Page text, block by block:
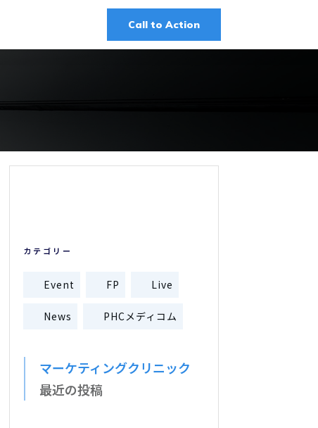
Call to Action
カテゴリー
Event FP Live
News PHCメディコム
マーケティングクリニック
最近の投稿